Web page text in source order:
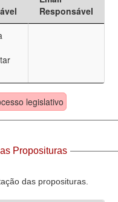
Responsável
legislativo
Proposituras
das proposituras.